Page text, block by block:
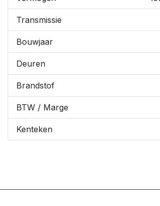
Transmissie
Bouwjaar
Deuren
Brandstof
BTW / Marge
Kenteken